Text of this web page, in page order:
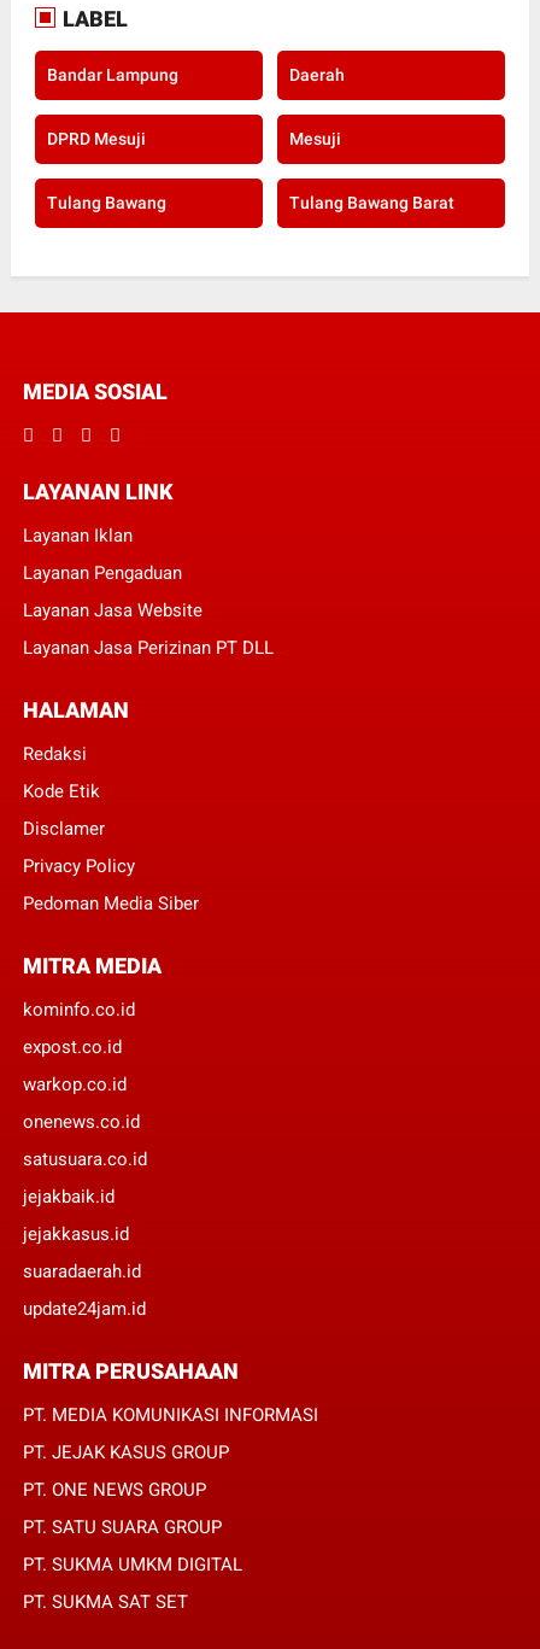
LABEL
Bandar Lampung Daerah
DPRD Mesuji Mesuji
Tulang Bawang Tulang Bawang Barat
MEDIA SOSIAL
LAYANAN LINK
Layanan Iklan
Layanan Pengaduan
Layanan Jasa Website
Layanan Jasa Perizinan PT DLL
HALAMAN
Redaksi
Kode Etik
Disclamer
Privacy Policy
Pedoman Media Siber
MITRA MEDIA
kominfo.co.id
expost.co.id
warkop.co.id
onenews.co.id
satusuara.co.id
jejakbaik.id
jejakkasus.id
suaradaerah.id
update24jam.id
MITRA PERUSAHAAN
PT. MEDIA KOMUNIKASI INFORMASI
PT. JEJAK KASUS GROUP
PT. ONE NEWS GROUP
PT. SATU SUARA GROUP
PT. SUKMA UMKM DIGITAL
PT. SUKMA SAT SET